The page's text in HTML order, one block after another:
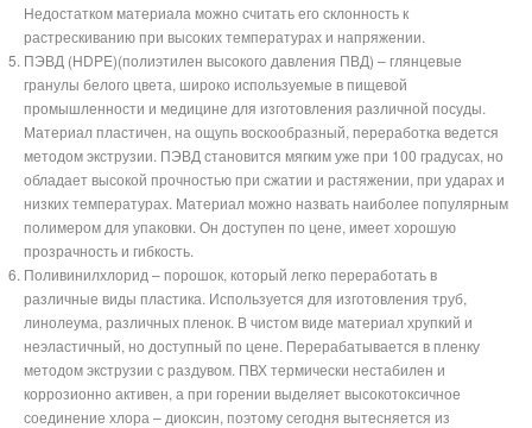
Недостатком материала можно считать его склонность к
растрескиванию при высоких температурах и напряжении.
ПЭВД (HDPE)(полиэтилен высокого давления ПВД) – глянцевые
гранулы белого цвета, широко используемые в пищевой
промышленности и медицине для изготовления различной посуды.
Материал пластичен, на ощупь воскообразный, переработка ведется
методом экструзии. ПЭВД становится мягким уже при 100 градусах, но
обладает высокой прочностью при сжатии и растяжении, при ударах и
низких температурах. Материал можно назвать наиболее популярным
полимером для упаковки. Он доступен по цене, имеет хорошую
прозрачность и гибкость.
Поливинилхлорид – порошок, который легко переработать в
различные виды пластика. Используется для изготовления труб,
линолеума, различных пленок. В чистом виде материал хрупкий и
неэластичный, но доступный по цене. Перерабатывается в пленку
методом экструзии с раздувом. ПВХ термически нестабилен и
коррозионно активен, а при горении выделяет высокотоксичное
соединение хлора – диоксин, поэтому сегодня вытесняется из